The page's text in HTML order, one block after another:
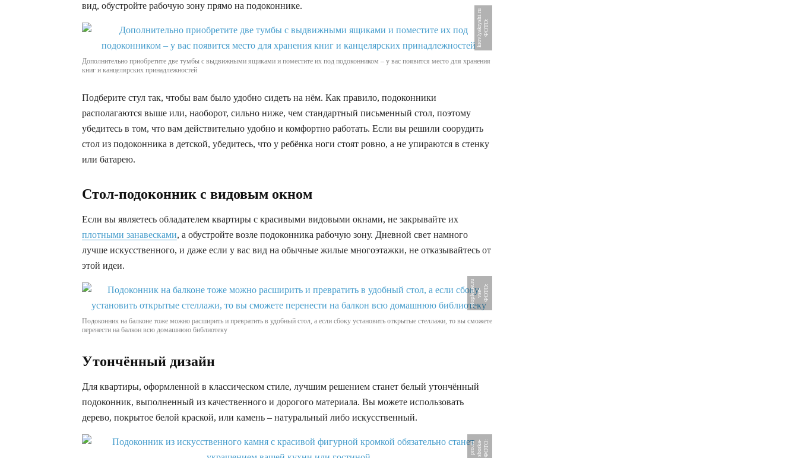
вид, обустройте рабочую зону прямо на подоконнике.
Ф
О
Т
О
:
k
r
o
v
l
y
a
k
r
y
s
h
i
.
r
u
Дополнительно приобретите две тумбы с выдвижными ящиками и поместите их под подоконником – у вас появится место для хранения
книг и канцелярских принадлежностей
Подберите стул так, чтобы вам было удобно сидеть на нём. Как правило, подоконники
располагаются выше или, наоборот, сильно ниже, чем стандартный письменный стол, поэтому
убедитесь в том, что вам действительно удобно и комфортно работать. Если вы решили соорудить
стол из подоконника в детской, убедитесь, что у ребёнка ноги стоят ровно, а не упираются в стенку
или батарею.
Стол-подоконник с видовым окном
Если вы являетесь обладателем квартиры с красивыми видовыми окнами, не закрывайте их
плотными занавесками, а обустройте возле подоконника рабочую зону. Дневной свет намного
лучше искусственного, и даже если у вас вид на обычные жилые многоэтажки, не отказывайтесь от
этой идеи.
Ф
О
Т
О
:
v
s
e
- o
t
o
p
l
e
n
i e
.
r
u
Подоконник на балконе тоже можно расширить и превратить в удобный стол, а если сбоку установить открытые стеллажи, то вы сможете
перенести на балкон всю домашнюю библиотеку
Утончённый дизайн
Для квартиры, оформленной в классическом стиле, лучшим решением станет белый утончённый
подоконник, выполненный из качественного и дорогого материала. Вы можете использовать
дерево, покрытое белой краской, или камень – натуральный либо искусственный.
Ф
О
Т
О:
s
b
o
r
k
a -
p
r
o
.
r
u